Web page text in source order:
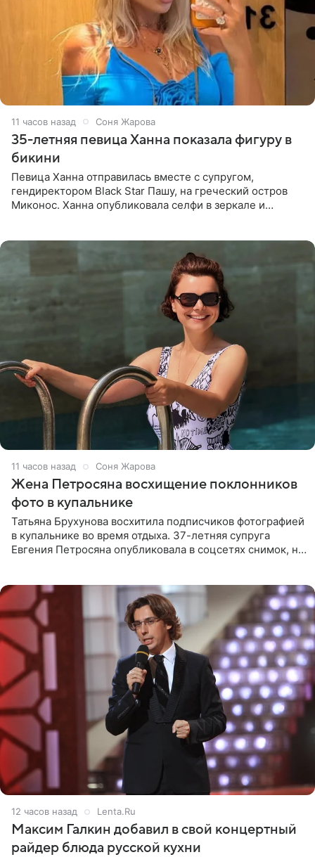
11 часов назад Соня Жарова
35-летняя певица Ханна показала фигуру в
бикини
Певица Ханна отправилась вместе с супругом,
гендиректором Black Star Пашу, на греческий остров
Миконос. Ханна опубликовала селфи в зеркале и
11 часов назад Соня Жарова
Жена Петросяна восхищение поклонников
фото в купальнике
Татьяна Брухунова восхитила подписчиков фотографией
в купальнике во время отдыха. 37-летняя супруга
Евгения Петросяна опубликовала в соцсетях снимок, на
12 часов назад Lenta.Ru
Максим Галкин добавил в свой концертный
райдер блюда русской кухни